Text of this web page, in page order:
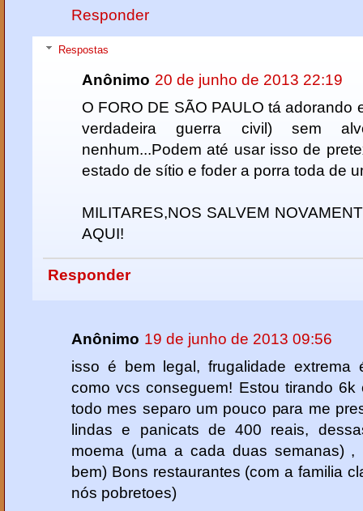
Responder
Respostas
Anônimo 20 de junho de 2013 22:19
O FORO DE SÃO PAULO tá adorando
verdadeira guerra civil) sem
nenhum...Podem até usar isso de
estado de sítio e foder a porra toda de
MILITARES,NOS SALVEM
AQUI!
Responder
Anônimo 19 de junho de 2013 09:56
isso é bem legal, frugalidade extrema
como vcs conseguem! Estou tirando
todo mes separo um pouco para me
lindas e panicats de 400 reais,
moema (uma a cada duas semanas)
bem) Bons restaurantes (com a familia
nós pobretoes)